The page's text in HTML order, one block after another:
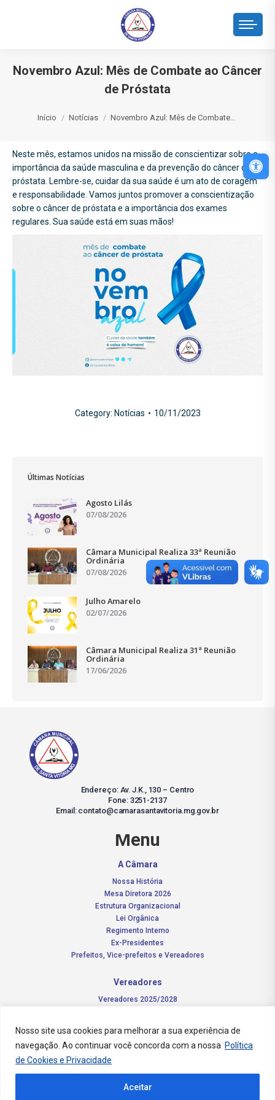
Nosso site usa cookies para melhorar a sua experiência de
navegação. Ao continuar você concorda com a nossa Política
de Cookies e Privacidade
Aceitar
Novembro Azul: Mês de Combate ao Câncer
de Próstata
Início Notícias Novembro Azul: Mês de Combate…
Neste mês, estamos unidos na missão de conscientizar sobre a
importância da saúde masculina e da prevenção do câncer de
próstata. Lembre-se, cuidar da sua saúde é um ato de coragem
e responsabilidade. Vamos juntos promover a conscientização
sobre o câncer de próstata e a importância dos exames
regulares. Sua saúde está em suas mãos!
Category: Notícias 10/11/2023
Últimas Notícias
Agosto Lilás
07/08/2026
Câmara Municipal Realiza 33ª Reunião
Ordinária
07/08/2026
Julho Amarelo
02/07/2026
Câmara Municipal Realiza 31ª Reunião
Ordinária
17/06/2026
Endereço: Av. J.K., 130 – Centro
Fone: 3251-2137
Email: contato@camarasantavitoria.mg.gov.br
Menu
A Câmara
Nossa História
Mesa Diretora 2026
Estrutura Organizacional
Lei Orgânica
Regimento Interno
Ex-Presidentes
Prefeitos, Vice-prefeitos e Vereadores
Vereadores
Vereadores 2025/2028
Notícias
Concursos